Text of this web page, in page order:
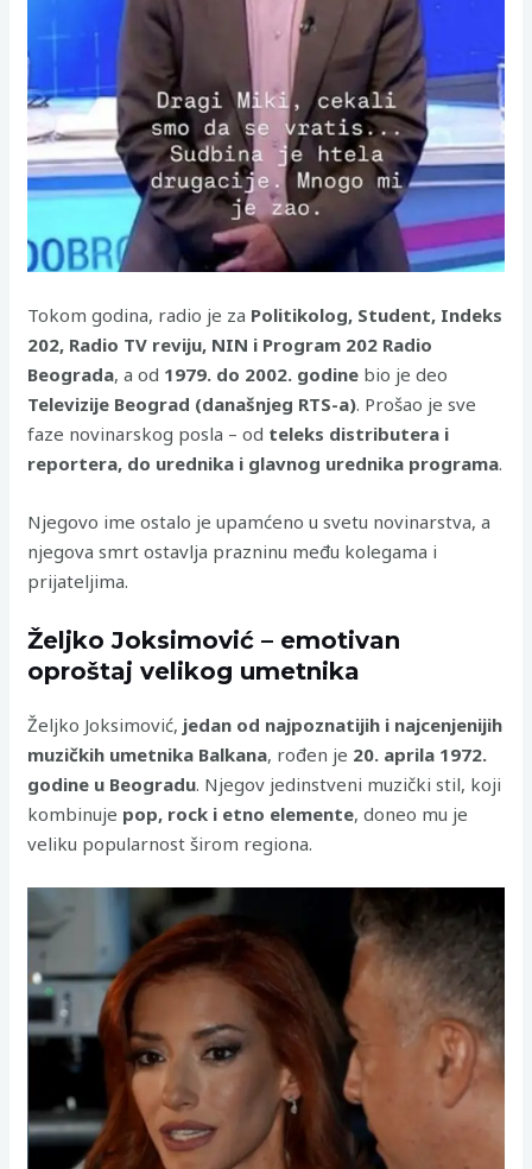
Tokom godina, radio je za Politikolog, Student, Indeks
202, Radio TV reviju, NIN i Program 202 Radio
Beograda, a od 1979. do 2002. godine bio je deo
Televizije Beograd (današnjeg RTS-a). Prošao je sve
faze novinarskog posla – od teleks distributera i
reportera, do urednika i glavnog urednika programa.
Njegovo ime ostalo je upamćeno u svetu novinarstva, a
njegova smrt ostavlja prazninu među kolegama i
prijateljima.
Željko Joksimović – emotivan
oproštaj velikog umetnika
Željko Joksimović, jedan od najpoznatijih i najcenjenijih
muzičkih umetnika Balkana, rođen je 20. aprila 1972.
godine u Beogradu. Njegov jedinstveni muzički stil, koji
kombinuje pop, rock i etno elemente, doneo mu je
veliku popularnost širom regiona.